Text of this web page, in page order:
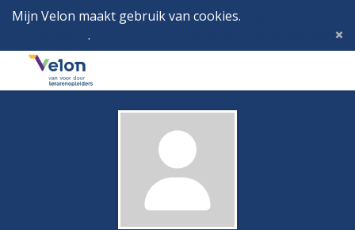
Mijn Velon maakt gebruik van cookies.
.
Menu